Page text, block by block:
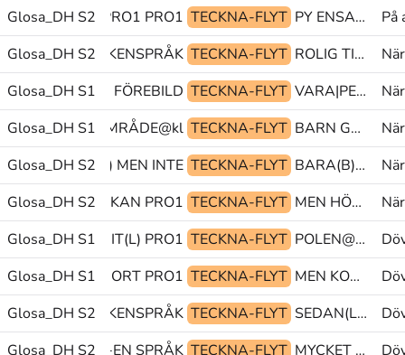
Glosa_DH S2SE OBJPRO1 PRO1 TECKNA-FLYT PY ENSAM(L) SÅ-ATT-SÄGA
På
Glosa_DH S2
HA@z TECKENSPRÅK TECKNA-FLYT ROLIG TIDEN-GÅR(J) MEN
Glosa_DH S1
PÅ-UPPÅT SE FÖREBILD TECKNA-FLYT VARA|PEK PU@g FÅ@z
Glosa_DH S1
DÖV(L) OMRÅDE@kl TECKNA-FLYT BARN GLOSA:(?) NÄR
Glosa_DH S2LITE(7b) MEN INTE TECKNA-FLYT BARA(B)@z TECKNA PRO1
Glosa_DH S2
POLEN@en KAN PRO1 TECKNA-FLYT MEN HÖRANDE PEK.FL
Glosa_DH S1
FÖRFLYTTA-HIT(L) PRO1 TECKNA-FLYT POLEN@en TECKENSPRÅK TECKNA-FLYT
Glosa_DH S1VÄLJA-BORT PRO1 TECKNA-FLYT MEN KONTAKTA MEN
Glosa_DH S2
SVENSK TECKENSPRÅK TECKNA-FLYT SEDAN(L) PEK glosa@&
Glosa_DH S2
ORDNING+EN SPRÅK TECKNA-FLYT MYCKET PU@g MEN